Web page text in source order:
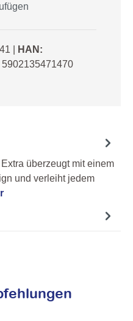
HAN:
5902135471470
überzeugt mit einem
und verleiht jedem